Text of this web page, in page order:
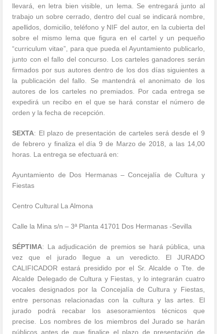
llevará, en letra bien visible, un lema. Se entregará junto al
trabajo un sobre cerrado, dentro del cual se indicará nombre,
apellidos, domicilio, teléfono y NIF del autor, en la cubierta del
sobre el mismo lema que figura en el cartel y un pequeño
“curriculum vitae”, para que pueda el Ayuntamiento publicarlo,
junto con el fallo del concurso. Los carteles ganadores serán
firmados por sus autores dentro de los dos días siguientes a
la publicación del fallo. Se mantendrá el anonimato de los
autores de los carteles no premiados. Por cada entrega se
expedirá un recibo en el que se hará constar el número de
orden y la fecha de recepción.
SEXTA: El plazo de presentación de carteles será desde el 9
de febrero y finaliza el día 9 de Marzo de 2018, a las 14,00
horas. La entrega se efectuará en:
Ayuntamiento de Dos Hermanas – Concejalía de Cultura y
Fiestas
Centro Cultural La Almona
Calle la Mina s/n – 3ª Planta 41701 Dos Hermanas -Sevilla
SÉPTIMA: La adjudicación de premios se hará pública, una
vez que el jurado llegue a un veredicto. El JURADO
CALIFICADOR estará presidido por el Sr. Alcalde o Tte. de
Alcalde Delegado de Cultura y Fiestas, y lo integrarán cuatro
vocales designados por la Concejalía de Cultura y Fiestas,
entre personas relacionadas con la cultura y las artes. El
jurado podrá recabar los asesoramientos técnicos que
precise. Los nombres de los miembros del Jurado se harán
públicos antes de que finalice el plazo de presentación de